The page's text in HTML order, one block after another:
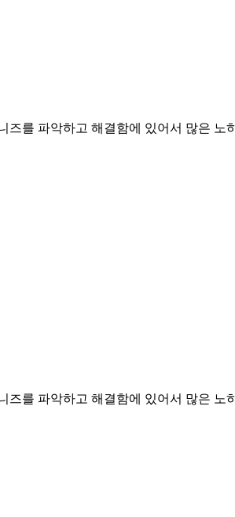
를 파악하고 해결함에 있어서 많은
를 파악하고 해결함에 있어서 많은